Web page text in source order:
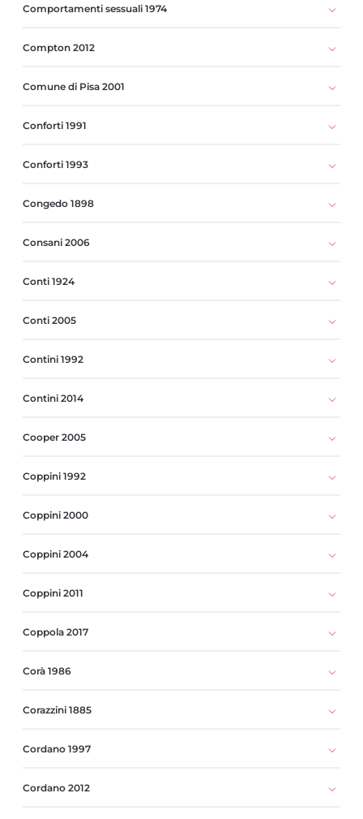
Comportamenti sessuali 1974
Compton 2012
Comune di Pisa 2001
Conforti 1991
Conforti 1993
Congedo 1898
Consani 2006
Conti 1924
Conti 2005
Contini 1992
Contini 2014
Cooper 2005
Coppini 1992
Coppini 2000
Coppini 2004
Coppini 2011
Coppola 2017
Corà 1986
Corazzini 1885
Cordano 1997
Cordano 2012